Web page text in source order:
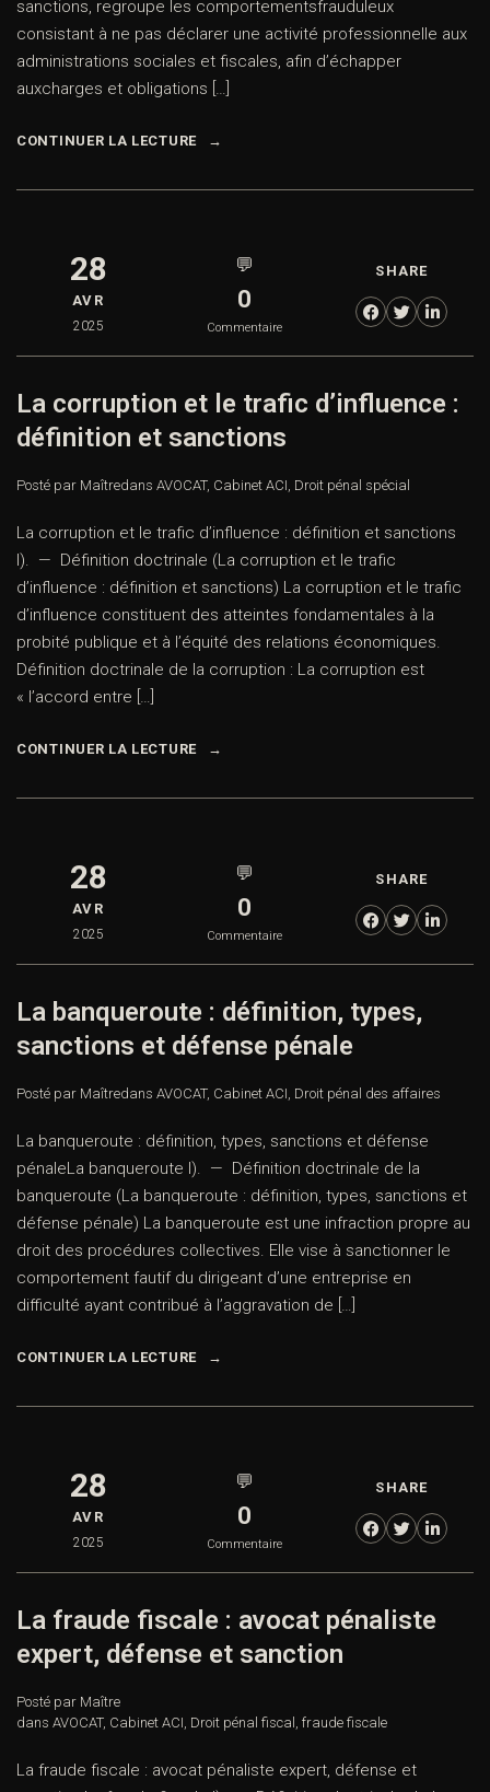
sanctions, regroupe les comportementsfrauduleux
consistant à ne pas déclarer une activité professionnelle aux
administrations sociales et fiscales, afin d’échapper
auxcharges et obligations […]
CONTINUER LA LECTURE
28
AVR
2025
💬
0
Commentaire
SHARE
La corruption et le trafic d’influence :
définition et sanctions
Posté par Maîtredans AVOCAT, Cabinet ACI, Droit pénal spécial
La corruption et le trafic d’influence : définition et sanctions
I). — Définition doctrinale (La corruption et le trafic
d’influence : définition et sanctions) La corruption et le trafic
d’influence constituent des atteintes fondamentales à la
probité publique et à l’équité des relations économiques.
Définition doctrinale de la corruption : La corruption est
« l’accord entre […]
CONTINUER LA LECTURE
28
AVR
2025
💬
0
Commentaire
SHARE
La banqueroute : définition, types,
sanctions et défense pénale
Posté par Maîtredans AVOCAT, Cabinet ACI, Droit pénal des affaires
La banqueroute : définition, types, sanctions et défense
pénaleLa banqueroute I). — Définition doctrinale de la
banqueroute (La banqueroute : définition, types, sanctions et
défense pénale) La banqueroute est une infraction propre au
droit des procédures collectives. Elle vise à sanctionner le
comportement fautif du dirigeant d’une entreprise en
difficulté ayant contribué à l’aggravation de […]
CONTINUER LA LECTURE
28
AVR
2025
💬
0
Commentaire
SHARE
La fraude fiscale : avocat pénaliste
expert, défense et sanction
Posté par Maître
dans AVOCAT, Cabinet ACI, Droit pénal fiscal , fraude fiscale
La fraude fiscale : avocat pénaliste expert, défense et